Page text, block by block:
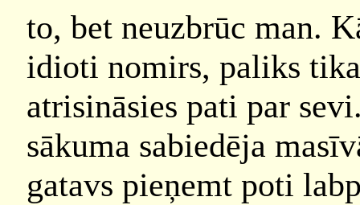
to, bet neuzbrūc man.
idioti nomirs, paliks
atrisināsies pati par
sākuma sabiedēja
gatavs pieņemt poti